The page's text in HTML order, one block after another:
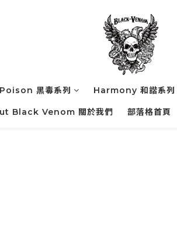
Poison 黑毒系列 Harmony 和諧系列
Black Venom 關於我們 部落格首頁